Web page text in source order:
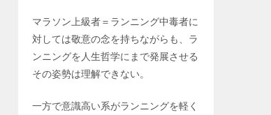
マラソン上級者＝ランニング中毒者に
対しては敬意の念を持ちながらも、ラ
ンニングを人生哲学にまで発展させる
その姿勢は理解できない。
一方で意識高い系がランニングを軽く